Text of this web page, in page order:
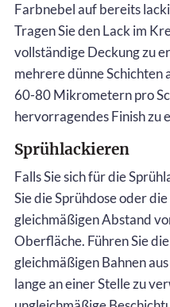
Farbnebel auf bereits
Tragen Sie den Lack im
vollständige Deckung zu
mehrere dünne Schichten
60-80 Mikrometern pro
hervorragendes Finish zu
Sprühlackieren
Falls Sie sich für die
Sie die Sprühdose oder
gleichmäßigen Abstand
Oberfläche. Führen Sie
gleichmäßigen Bahnen
lange an einer Stelle zu